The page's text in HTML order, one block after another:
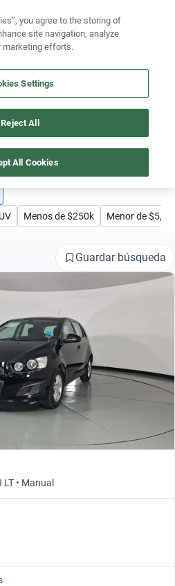
Ubicación
100 MIL PESOS
2
Menos de $250k Menor de
Guardar búsqueda
• Manual
you agree to the storing of
site navigation, analyze
marketing efforts.
Settings
Reject All
All Cookies